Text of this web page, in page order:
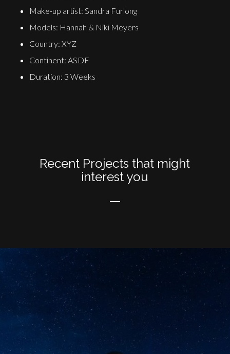
Make-up artist: Sandra Furlong
Models: Hannah & Niki Meyers
Country: XYZ
Continent: ASDF
Duration: 3 Weeks
Recent Projects that might
interest you